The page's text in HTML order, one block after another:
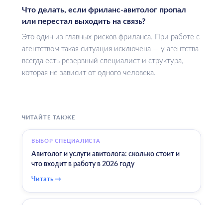
Что делать, если фриланс-авитолог пропал
или перестал выходить на связь?
Это один из главных рисков фриланса. При работе с
агентством такая ситуация исключена — у агентства
всегда есть резервный специалист и структура,
которая не зависит от одного человека.
ЧИТАЙТЕ ТАКЖЕ
ВЫБОР СПЕЦИАЛИСТА
Авитолог и услуги авитолога: сколько стоит и
что входит в работу в 2026 году
Читать →